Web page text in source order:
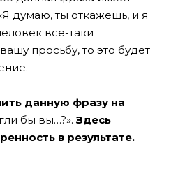
думаю, ты откажешь, и я
все-таки
просьбу, то это будет
данную фразу на
бы вы…?». Здесь
в результате.